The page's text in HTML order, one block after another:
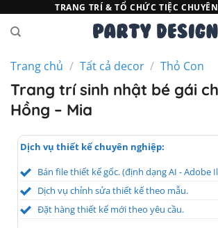
qua
dung
TRANG TRÍ & TỔ CHỨC TIỆC
Trang chủ / Tất cả decor / Thỏ Con
Trang trí sinh nhật bé gái
Hồng – Mia
Dịch vụ thiết kế chuyên nghiệp:
Bán file thiết kế gốc. (định dạng AI - Adobe
Dịch vụ chỉnh sửa thiết kế theo mẫu.
Đặt hàng thiết kế mới theo yêu cầu.